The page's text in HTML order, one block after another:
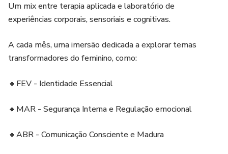
Um mix entre terapia aplicada e laboratório de
experiências corporais, sensoriais e cognitivas.
A cada mês, uma imersão dedicada a explorar temas
transformadores do feminino, como:
🔸FEV - Identidade Essencial
🔸MAR - Segurança Interna e Regulação emocional
🔸ABR - Comunicação Consciente e Madura